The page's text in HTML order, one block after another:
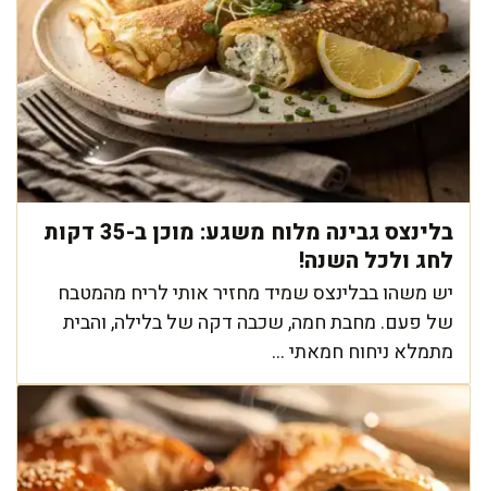
בלינצס גבינה מלוח משגע: מוכן ב-35 דקות
לחג ולכל השנה!
יש משהו בבלינצס שמיד מחזיר אותי לריח מהמטבח
של פעם. מחבת חמה, שכבה דקה של בלילה, והבית
מתמלא ניחוח חמאתי ...